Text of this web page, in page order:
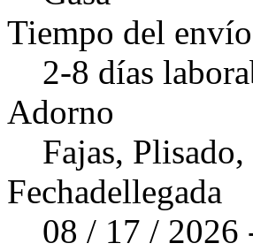
Tiempo del envío
2-8 días
Adorno
Fajas,
Fechadellegada
08 / 17 / 2026